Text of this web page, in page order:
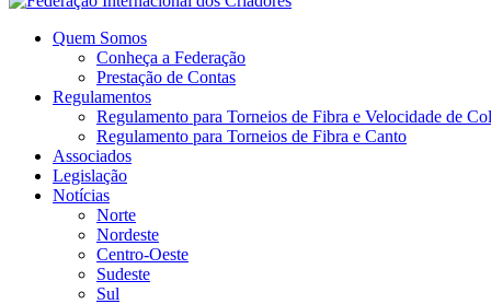
Site da Federação Internacional dos Criadores de Pássaros
Quem Somos
Conheça a Federação
Prestação de Contas
Regulamentos
Regulamento para Torneios de Fibra e Velocidade de
Regulamento para Torneios de Fibra e Canto
Associados
Legislação
Notícias
Norte
Nordeste
Centro-Oeste
Sudeste
Sul